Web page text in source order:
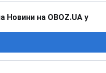
Новини на OBOZ.UA у